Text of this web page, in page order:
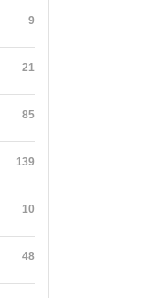
9
21
85
139
10
48